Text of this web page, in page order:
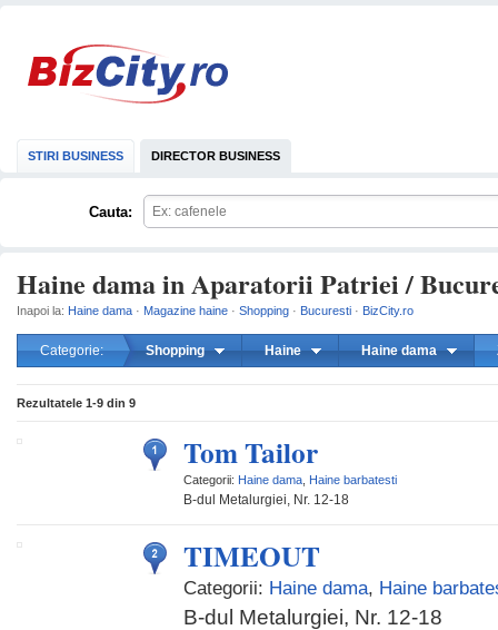
STIRI BUSINESS DIRECTOR BUSINESS
Cauta:
Haine dama in Aparatorii Patriei /
Inapoi la: Haine dama · Magazine haine · Shopping · Bucuresti · BizCity.ro
Categorie: Shopping Haine Haine dama
Rezultatele 1-9 din 9
Tom Tailor
Categorii: Haine dama Haine barbatesti
B-dul Metalurgiei, Nr. 12-18
TIMEOUT
Categorii: Haine dama, Haine
B-dul Metalurgiei, Nr. 12-18